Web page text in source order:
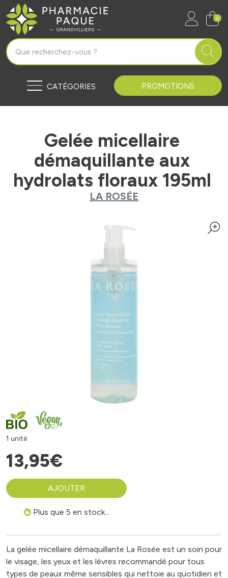
Pharmacie Paque Grandvilliers
0
CATÉGORIES PROMOTIONS
Gelée micellaire
démaquillante aux
hydrolats floraux 195ml
LA ROSÉE
1 unité
13,95€
AJOUTER
Plus que 5 en stock...
La gelée micellaire démaquillante La Rosée est un soin pour
le visage, les yeux et les lèvres recommandé pour tous
types de peaux même sensibles qui nettoie au quotidien et